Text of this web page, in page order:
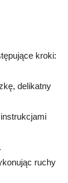
kroki:
delikatny
ruchy